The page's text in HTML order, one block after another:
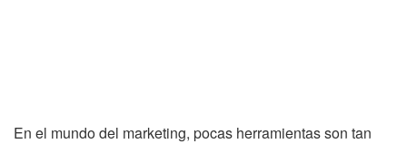
En el mundo del marketing, pocas herramientas son tan